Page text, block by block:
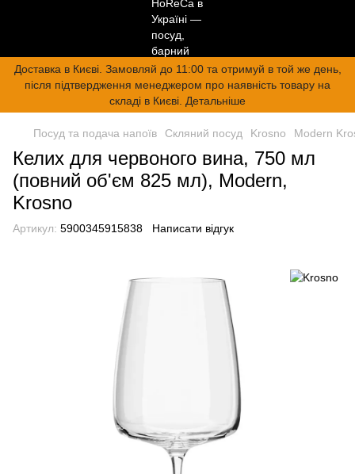
Доставка в Києві. Замовляй до 11:00 та отримуй в той же день,
після підтвердження менеджером про наявність товару на
складі в Києві. Детальніше
Посуд та подача напоїв Скляний посуд Krosno Modern
Келих для червоного вина, 750 мл
(повний об'єм 825 мл), Modern,
Krosno
Артикул: 5900345915838 Написати відгук